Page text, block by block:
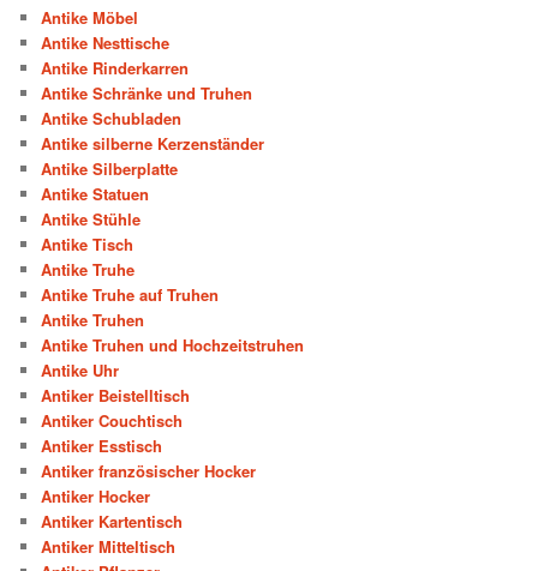
Antike Möbel
Antike Nesttische
Antike Rinderkarren
Antike Schränke und Truhen
Antike Schubladen
Antike silberne Kerzenständer
Antike Silberplatte
Antike Statuen
Antike Stühle
Antike Tisch
Antike Truhe
Antike Truhe auf Truhen
Antike Truhen
Antike Truhen und Hochzeitstruhen
Antike Uhr
Antiker Beistelltisch
Antiker Couchtisch
Antiker Esstisch
Antiker französischer Hocker
Antiker Hocker
Antiker Kartentisch
Antiker Mitteltisch